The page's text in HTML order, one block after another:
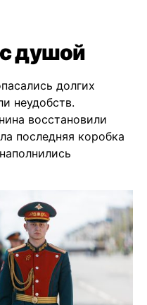
душой
долгих
неудобств.
восстановили
последняя коробка